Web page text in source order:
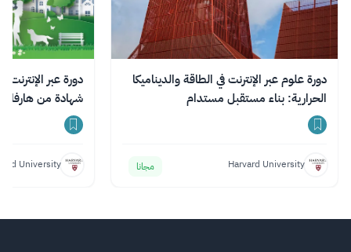
دورة علوم عبر الإنترنت في الطاقة والديناميكا
الحرارية: بناء مستقبل مستدام
Harvard University مجانا
دورة عبر الإنترنت
شهادة من هارفارد
University